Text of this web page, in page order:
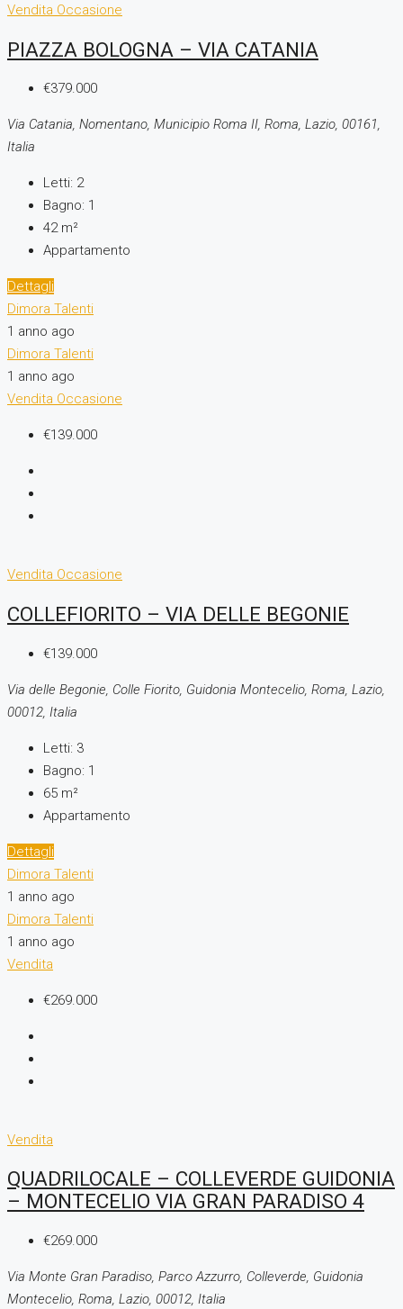
Vendita Occasione
PIAZZA BOLOGNA – VIA CATANIA
€379.000
Via Catania, Nomentano, Municipio Roma II, Roma, Lazio, 00161,
Italia
Letti: 2
Bagno: 1
42 m²
Appartamento
Dettagli
Dimora Talenti
1 anno ago
Dimora Talenti
1 anno ago
Vendita Occasione
€139.000
Vendita Occasione
COLLEFIORITO – VIA DELLE BEGONIE
€139.000
Via delle Begonie, Colle Fiorito, Guidonia Montecelio, Roma, Lazio,
00012, Italia
Letti: 3
Bagno: 1
65 m²
Appartamento
Dettagli
Dimora Talenti
1 anno ago
Dimora Talenti
1 anno ago
Vendita
€269.000
Vendita
QUADRILOCALE – COLLEVERDE GUIDONIA
– MONTECELIO VIA GRAN PARADISO 4
€269.000
Via Monte Gran Paradiso, Parco Azzurro, Colleverde, Guidonia
Montecelio, Roma, Lazio, 00012, Italia